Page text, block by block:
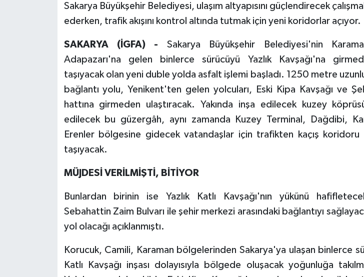
Sakarya Büyükşehir Belediyesi, ulaşım altyapısını güçlendirecek
ederken, trafik akışını kontrol altında tutmak için yeni koridorlar açıyor.
SAKARYA (İGFA) - Sakarya Büyükşehir Belediyesi'nin
Adapazarı'na gelen binlerce sürücüyü Yazlık Kavşağı'na
taşıyacak olan yeni duble yolda asfalt işlemi başladı. 1250 metre
bağlantı yolu, Yenikent'ten gelen yolcuları, Eski Kipa Kavşağı ve
hattına girmeden ulaştıracak. Yakında inşa edilecek kuzey
edilecek bu güzergâh, aynı zamanda Kuzey Terminal, Dağdibi,
Erenler bölgesine gidecek vatandaşlar için trafikten kaçış koridoru
taşıyacak.
MÜJDESİ VERİLMİŞTİ, BİTİYOR
Bunlardan birinin ise Yazlık Katlı Kavşağı'nın yükünü
Sebahattin Zaim Bulvarı ile şehir merkezi arasındaki bağlantıyı
yol olacağı açıklanmıştı.
Korucuk, Camili, Karaman bölgelerinden Sakarya'ya ulaşan binlerce
Katlı Kavşağı inşası dolayısıyla bölgede oluşacak yoğunluğa